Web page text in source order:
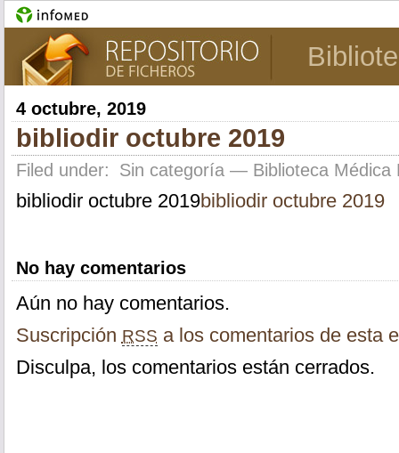
4 octubre, 2019
bibliodir octubre 2019
Filed under: Sin categoría— Biblioteca Médica
bibliodir octubre 2019bibliodir octubre 2019
No hay comentarios
Aún no hay comentarios.
Suscripción RSS a los comentarios de esta
Disculpa, los comentarios están cerrados.